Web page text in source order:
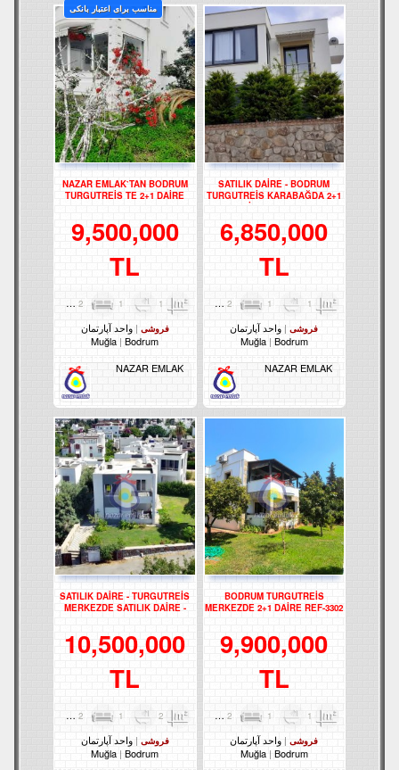
SATILIK DAİRE - BODRUM
TURGUTREİS KARABAĞDA 2+1
DAİRE - REF- 3178
6,850,000
TL
2 1 1
فروشی
واحد آپارتمان
Muğla Bodrum
NAZAR EMLAK
مناسب برای اعتبار بانکی
NAZAR EMLAK`TAN BODRUM
TURGUTREİS TE 2+1 DAİRE
9,500,000
TL
2 1 1
فروشی
واحد آپارتمان
Muğla Bodrum
NAZAR EMLAK
BODRUM TURGUTREİS
MERKEZDE 2+1 DAİRE REF-3302
9,900,000
TL
2 1 1
فروشی
واحد آپارتمان
Muğla Bodrum
SATILIK DAİRE - TURGUTREİS
MERKEZDE SATILIK DAİRE -
10,500,000
TL
90m²
2 1 2
فروشی
واحد آپارتمان
Muğla Bodrum